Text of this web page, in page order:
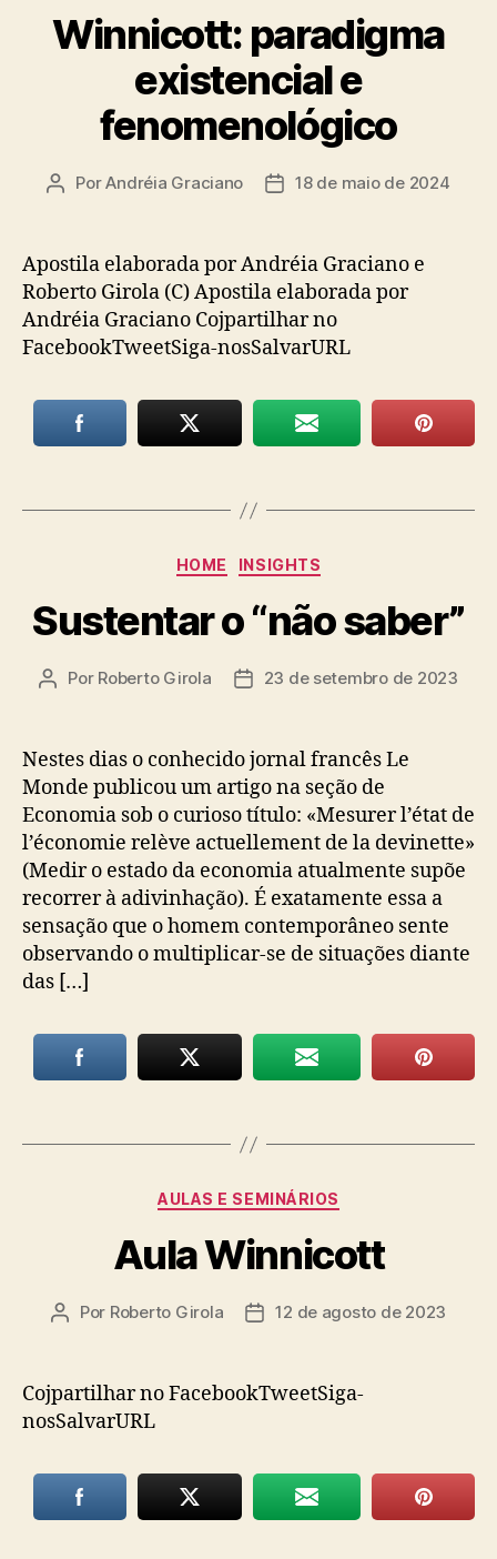
Winnicott: paradigma
existencial e
fenomenológico
Autor
PorAndréia Graciano
Data18 de maio de 2024
Apostila elaborada por Andréia Graciano e
Roberto Girola (C) Apostila elaborada por
Andréia Graciano Cojpartilhar no
FacebookTweetSiga-nosSalvarURL
Categorias
HOME INSIGHTS
Sustentar o “não saber”
Autor
Por Roberto Girola
Data23 de setembro de 2023
Nestes dias o conhecido jornal francês Le
Monde publicou um artigo na seção de
Economia sob o curioso título: «Mesurer l’état de
l’économie relève actuellement de la devinette»
(Medir o estado da economia atualmente supõe
recorrer à adivinhação). É exatamente essa a
sensação que o homem contemporâneo sente
observando o multiplicar-se de situações diante
das […]
Categorias
AULAS E SEMINÁRIOS
Aula Winnicott
Autor
Por Roberto Girola
Data12 de agosto de 2023
Cojpartilhar no FacebookTweetSiga-
nosSalvarURL